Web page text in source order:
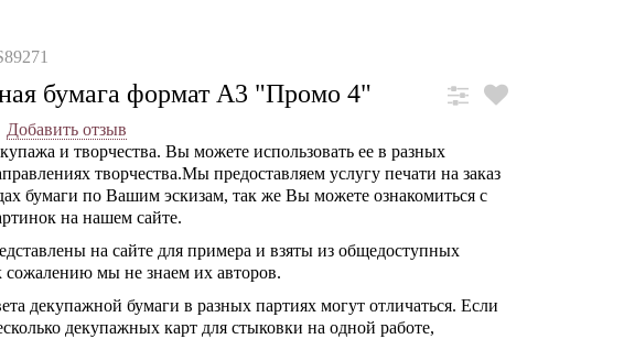
бумага формат А3 "Промо 4"
Добавить отзыв
и творчества. Вы можете использовать ее в разных
творчества.Мы предоставляем услугу печати на заказ
бумаги по Вашим эскизам, так же Вы можете ознакомиться с
на нашем сайте.
на сайте для примера и взяты из общедоступных
сожалению мы не знаем их авторов.
декупажной бумаги в разных партиях могут отличаться. Если
декупажных карт для стыковки на одной работе,